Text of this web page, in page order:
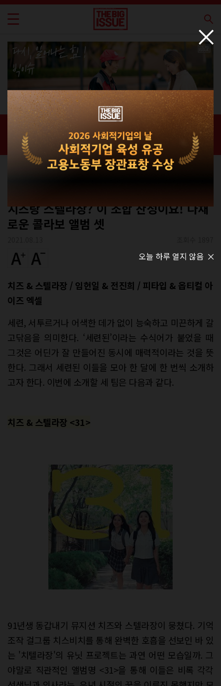
신간 · 과월호
홈 / 매거진 / 신간 · 과월호
치즈랑 스텔라장? 이 조합 찬성이요! 다채
로운 콜라보 앨범 셋
치즈 & 스텔라장 / 임헌일 & 전진희 / 피타입 & 옵티컬 아
이즈 엑셀
세련, 서투르거나 어색한 데가 없이 능숙하고 미끈하게 갈
고닦음을 의미한다. ‘세련된’이라는 수식어가 붙었을 때
그것은 어딘가 잘 만들어진 동시에 매력적이라는 것을 뜻
한다. 그래서 세련된 이들을 모아 한 달에 한 번씩 소개하
고자 한다. 이번에 소개할 세 팀은 다음과 같다.
치즈 & 스텔라장 <31>
91년생 동갑내기 뮤지션 치즈와 스텔라장이 뭉쳤다. 기억
조작 걸그룹 치스비치를 통해 완벽한 호흡을 선보인 바 있
는 '치텔라장'의 유닛 프로젝트는 과연 어떤 모습일까. 그
야말로 직관적인 앨범명 <31>을 통해 이들은 비록 각각
오늘 하루 열지 않음